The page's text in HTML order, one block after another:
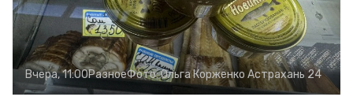
Вчера, 11:00РазноеФото:Ольга Корженко Астрахань 24